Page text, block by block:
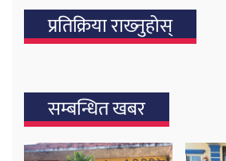
प्रतिक्रिया राख्‍नुहोस्
सम्बन्धित खबर